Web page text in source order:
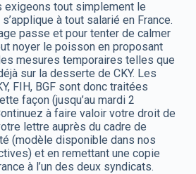
exigeons tout simplement le
à tout salarié en France.
passe et pour tenter de calmer
noyer le poisson en proposant
mesures temporaires telles que
sur la desserte de CKY. Les
FIH, BGF sont donc traitées
façon (jusqu’au mardi 2
à faire valoir votre droit de
lettre auprès du cadre de
(modèle disponible dans nos
et en remettant une copie
à l’un des deux syndicats.